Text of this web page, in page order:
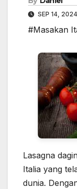
SEP 14, 2024
#Masakan
Lasagna
Italia yang
dunia.